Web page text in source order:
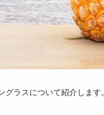
グラスについて紹介します。